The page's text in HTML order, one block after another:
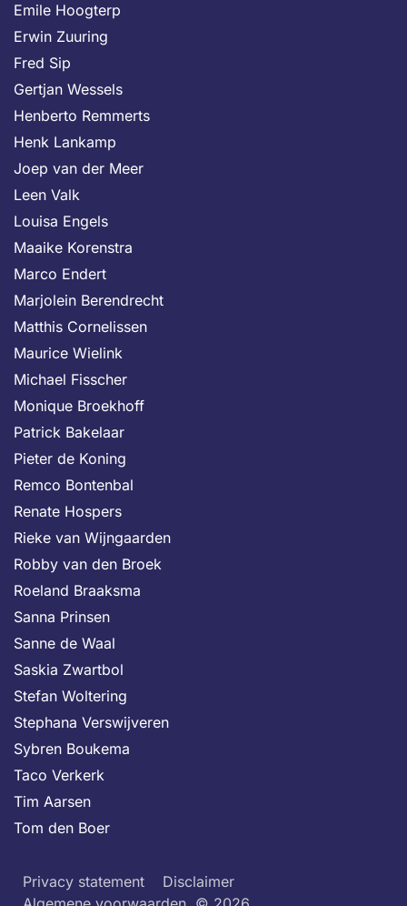
Emile Hoogterp
Erwin Zuuring
Fred Sip
Gertjan Wessels
Henberto Remmerts
Henk Lankamp
Joep van der Meer
Leen Valk
Louisa Engels
Maaike Korenstra
Marco Endert
Marjolein Berendrecht
Matthis Cornelissen
Maurice Wielink
Michael Fisscher
Monique Broekhoff
Patrick Bakelaar
Pieter de Koning
Remco Bontenbal
Renate Hospers
Rieke van Wijngaarden
Robby van den Broek
Roeland Braaksma
Sanna Prinsen
Sanne de Waal
Saskia Zwartbol
Stefan Woltering
Stephana Verswijveren
Sybren Boukema
Taco Verkerk
Tim Aarsen
Tom den Boer
Privacy statement
Disclaimer